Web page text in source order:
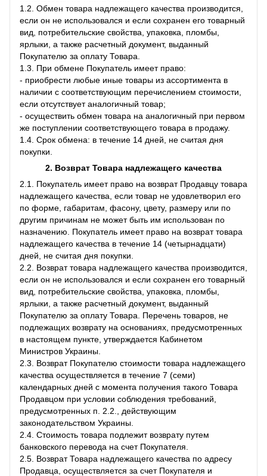
1.2. Обмен товара надлежащего качества производится,
если он не использовался и если сохранен его товарный
вид, потребительские свойства, упаковка, пломбы,
ярлыки, а также расчетный документ, выданный
Покупателю за оплату Товара.
1.3. При обмене Покупатель имеет право:
- приобрести любые иные товары из ассортимента в
наличии с соответствующим перечислением стоимости,
если отсутствует аналогичный товар;
- осуществить обмен товара на аналогичный при первом
же поступлении соответствующего товара в продажу.
1.4. Срок обмена: в течение 14 дней, не считая дня
покупки.
2. Возврат Товара надлежащего качества
2.1. Покупатель имеет право на возврат Продавцу товара
надлежащего качества, если товар не удовлетворил его
по форме, габаритам, фасону, цвету, размеру или по
другим причинам не может быть им использован по
назначению. Покупатель имеет право на возврат товара
надлежащего качества в течение 14 (четырнадцати)
дней, не считая дня покупки.
2.2. Возврат товара надлежащего качества производится,
если он не использовался и если сохранен его товарный
вид, потребительские свойства, упаковка, пломбы,
ярлыки, а также расчетный документ, выданный
Покупателю за оплату Товара. Перечень товаров, не
подлежащих возврату на основаниях, предусмотренных
в настоящем пункте, утверждается Кабинетом
Министров Украины.
2.3. Возврат Покупателю стоимости товара надлежащего
качества осуществляется в течение 7 (семи)
календарных дней с момента получения такого Товара
Продавцом при условии соблюдения требований,
предусмотренных п. 2.2., действующим
законодательством Украины.
2.4. Стоимость товара подлежит возврату путем
банковского перевода на счет Покупателя.
2.5. Возврат Товара надлежащего качества по адресу
Продавца, осуществляется за счет Покупателя и